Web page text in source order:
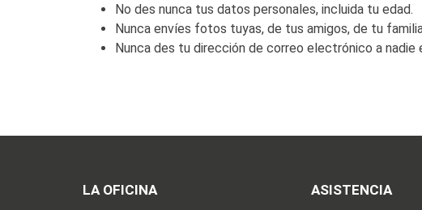
No des nunca tus datos personales, incluida tu edad.
Nunca envíes fotos tuyas, de tus amigos, de tu
Nunca des tu dirección de correo electrónico a
LA OFICINA ASISTENCIA